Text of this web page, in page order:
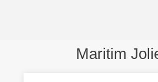
Maritim